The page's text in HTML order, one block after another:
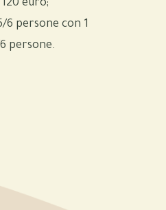
euro;
6 persone con 1
persone.